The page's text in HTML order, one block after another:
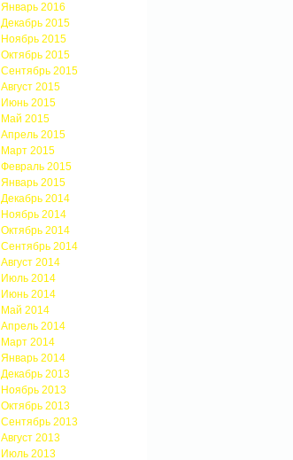
Январь 2016
Декабрь 2015
Ноябрь 2015
Октябрь 2015
Сентябрь 2015
Август 2015
Июнь 2015
Май 2015
Апрель 2015
Март 2015
Февраль 2015
Январь 2015
Декабрь 2014
Ноябрь 2014
Октябрь 2014
Сентябрь 2014
Август 2014
Июль 2014
Июнь 2014
Май 2014
Апрель 2014
Март 2014
Январь 2014
Декабрь 2013
Ноябрь 2013
Октябрь 2013
Сентябрь 2013
Август 2013
Июль 2013